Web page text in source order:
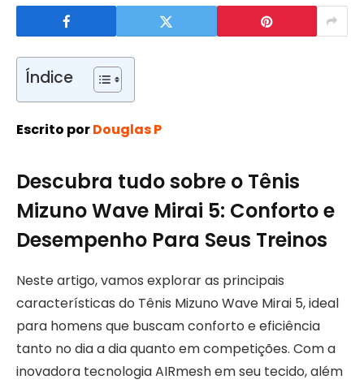
Índice
Escrito porDouglas P
Descubra tudo sobre o Tênis
Mizuno Wave Mirai 5: Conforto e
Desempenho Para Seus Treinos
Neste artigo, vamos explorar as principais
características do Tênis Mizuno Wave Mirai 5, ideal
para homens que buscam conforto e eficiência
tanto no dia a dia quanto em competições. Com a
inovadora tecnologia AIRmesh em seu tecido, além